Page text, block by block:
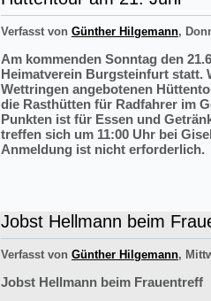
Verfasst von Günther Hilgemann,
Am kommenden Sonntag den
Heimatverein Burgsteinfurt statt.
Wettringen angebotenen
die Rasthütten für Radfahrer im
Punkten ist für Essen und
treffen sich um 11:00 Uhr bei
Anmeldung ist nicht erforderlich.
Jobst Hellmann beim
Verfasst von Günther Hilgemann,
Jobst Hellmann beim Frauentreff